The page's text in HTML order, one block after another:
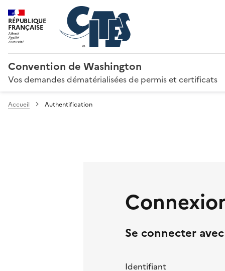
RÉPUBLIQUE
FRANÇAISE
Convention de Washington
Vos demandes dématérialisées de permis et certificats
Accueil Authentification
Se connecter
Identifiant